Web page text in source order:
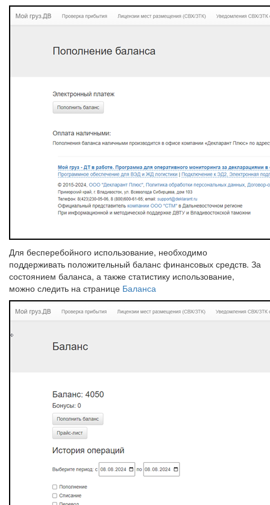
Для бесперебойного использование, необходимо
поддерживать положительный баланс финансовых средств. За
состоянием баланса, а также статистику использование,
можно следить на странице Баланса